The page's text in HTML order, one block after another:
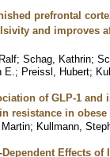
prefrontal
and improves
; Schag, Kathrin;
E. ; Preissl, Hubert;
of GLP-1
resistance in obese
; Kullmann,
Dependent Effects